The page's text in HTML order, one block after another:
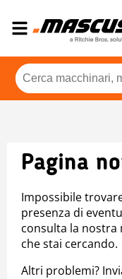
Pagina
Impossibile
presenza di
consulta la nostra
che stai cercando.
Altri problemi?